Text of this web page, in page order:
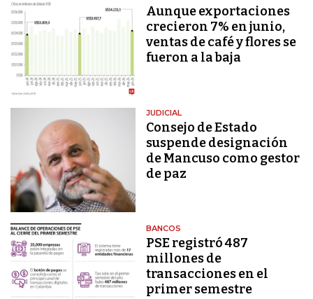
Aunque exportaciones
crecieron 7% en junio,
ventas de café y flores se
fueron a la baja
JUDICIAL
Consejo de Estado
suspende designación
de Mancuso como gestor
de paz
BANCOS
PSE registró 487
millones de
transacciones en el
primer semestre